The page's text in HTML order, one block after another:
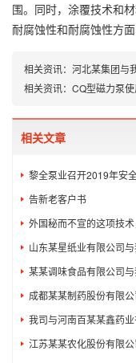
围。同时，涂覆技术和
耐腐蚀性和耐腐蚀性方
相关资讯： 河北某集团与
相关资讯： CQ型磁力泵
相关文章
黎全泵业召开2019年安
告新老客户书
外国秘而不宣的这项技
山东某星纸业有限公司
某某调味食品有限公司
成都某某制药股份有限
我司与河南百某某鑫药
江苏某某农化股份有限